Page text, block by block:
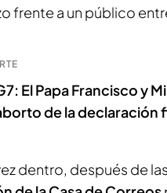
frente a un público
El Papa Francisco y
de la declaración
dentro, después de